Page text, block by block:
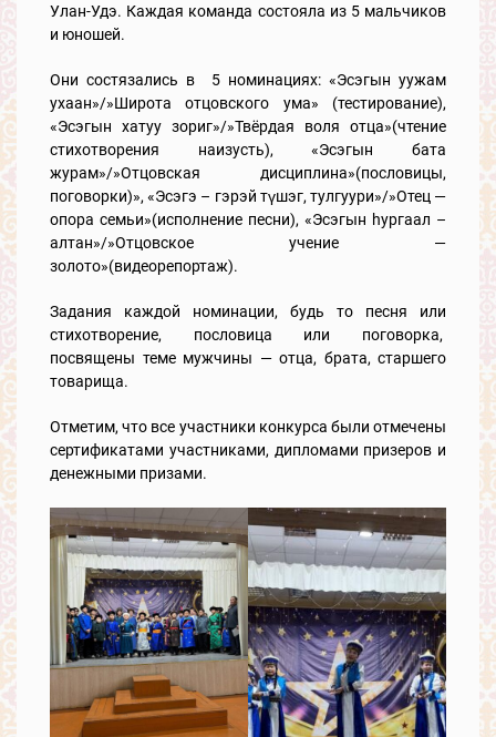
Улан-Удэ. Каждая команда состояла из 5 мальчиков
и юношей.
Они состязались в 5 номинациях: «Эсэгын уужам
ухаан»/»Широта отцовского ума» (тестирование),
«Эсэгын хатуу зориг»/»Твёрдая воля отца»(чтение
стихотворения наизусть), «Эсэгын бата
журам»/»Отцовская дисциплина»(пословицы,
поговорки)», «Эсэгэ – гэрэй түшэг, тулгуури»/»Отец —
опора семьи»(исполнение песни), «Эсэгын hургаал –
алтан»/»Отцовское учение —
золото»(видеорепортаж).
Задания каждой номинации, будь то песня или
стихотворение, пословица или поговорка,
посвящены теме мужчины — отца, брата, старшего
товарища.
Отметим, что все участники конкурса были отмечены
сертификатами участниками, дипломами призеров и
денежными призами.